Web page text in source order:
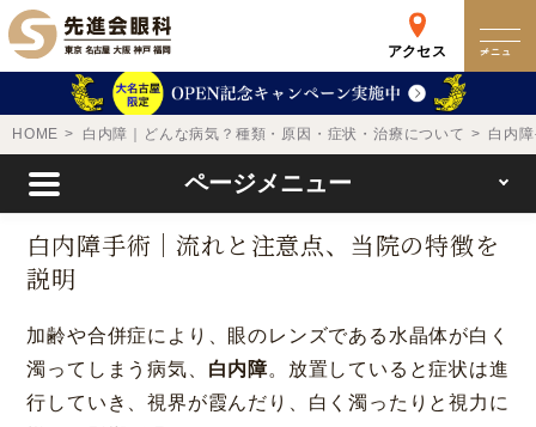
アクセス メニュー
0120-049-113
クリニック
東京 新宿 名古屋
HOME 白内障｜どんな病気？種類・原因・症状・治療について 白内
白内障手術｜流れと注意点、当院の特徴を
説明
加齢や合併症により、眼のレンズである水晶体が白く
濁ってしまう病気、 白内障。放置していると症状は進
行していき、視界が霞んだり、白く濁ったりと視力に
ページメニュー